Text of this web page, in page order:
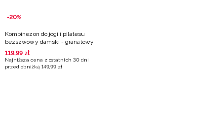
-20%
Kombinezon do jogi i pilatesu
bezszwowy damski - granatowy
119,99 zł
Najniższa cena z ostatnich 30 dni
przed obniżką 149,99 zł